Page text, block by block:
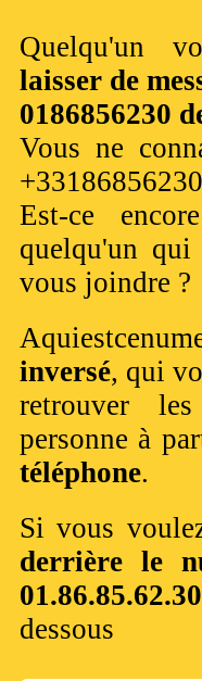
Quelqu'un
laisser de
0186856230
Vous ne
Est-ce
quelqu'un qui
vous joindre ?
inversé, qui
retrouver
personne à
téléphone.
Si vous
derrière le
01.86.85.62.30
dessous